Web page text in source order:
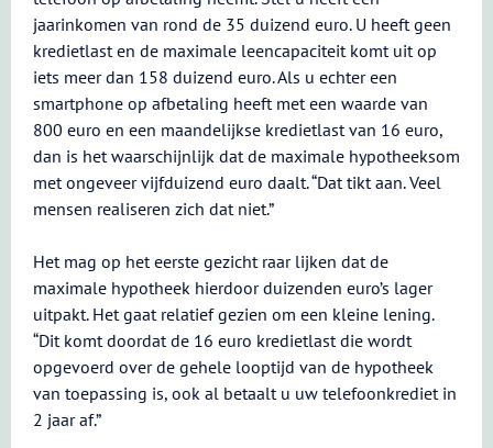
jaarinkomen van rond de 35 duizend euro. U heeft geen
kredietlast en de maximale leencapaciteit komt uit op
iets meer dan 158 duizend euro. Als u echter een
smartphone op afbetaling heeft met een waarde van
800 euro en een maandelijkse kredietlast van 16 euro,
dan is het waarschijnlijk dat de maximale hypotheeksom
met ongeveer vijfduizend euro daalt. “Dat tikt aan. Veel
mensen realiseren zich dat niet.”
Het mag op het eerste gezicht raar lijken dat de
maximale hypotheek hierdoor duizenden euro’s lager
uitpakt. Het gaat relatief gezien om een kleine lening.
“Dit komt doordat de 16 euro kredietlast die wordt
opgevoerd over de gehele looptijd van de hypotheek
van toepassing is, ook al betaalt u uw telefoonkrediet in
2 jaar af.”